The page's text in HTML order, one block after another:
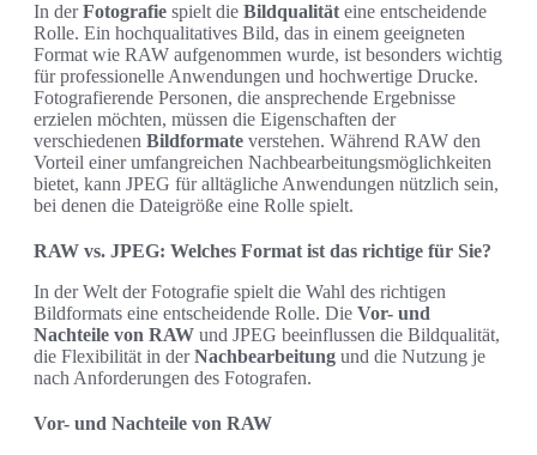
In derFotografie spielt die Bildqualität eine entscheidende
Rolle. Ein hochqualitatives Bild, das in einem geeigneten
Format wie RAW aufgenommen wurde, ist besonders wichtig
für professionelle Anwendungen und hochwertige Drucke.
Fotografierende Personen, die ansprechende Ergebnisse
erzielen möchten, müssen die Eigenschaften der
verschiedenen Bildformate verstehen. Während RAW den
Vorteil einer umfangreichen Nachbearbeitungsmöglichkeiten
bietet, kann JPEG für alltägliche Anwendungen nützlich sein,
bei denen die Dateigröße eine Rolle spielt.
RAW vs. JPEG: Welches Format ist das richtige für Sie?
In der Welt der Fotografie spielt die Wahl des richtigen
Bildformats eine entscheidende Rolle. Die Vor- und
Nachteile von RAW und JPEG beeinflussen die Bildqualität,
die Flexibilität in derNachbearbeitung und die Nutzung je
nach Anforderungen des Fotografen.
Vor- und Nachteile von RAW